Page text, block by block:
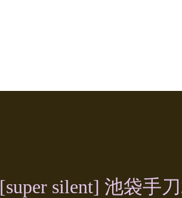
[super silent] 池袋手